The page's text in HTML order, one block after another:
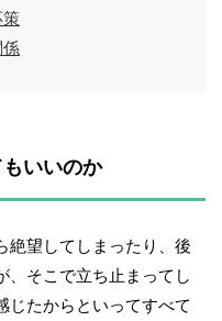
いいのか
絶望してしまったり、後
、そこで立ち止まってし
じたからといってすべて